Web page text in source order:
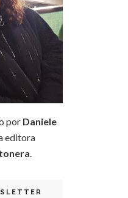
por Daniele
editora
.